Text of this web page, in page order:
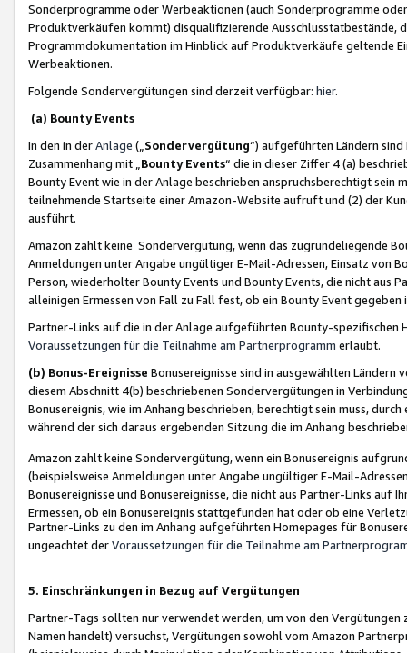
Sonderprogramme oder Werbeaktionen (auch Sonderprogramme
Produktverkäufen kommt) disqualifizierende Ausschlusstatbestände,
Programmdokumentation im Hinblick auf Produktverkäufe geltende
Werbeaktionen.
Folgende Sondervergütungen sind derzeit verfügbar: hier.
(a) Bounty Events
In den in derAnlage („ Sondervergütung“) aufgeführten Ländern
Zusammenhang mit „ Bounty Events“ die in dieser Ziffer 4 (a)
Bounty Event wie in der Anlage beschrieben anspruchsberechtigt sein
teilnehmende Startseite einer Amazon-Website aufruft und (2) der
ausführt.
Amazon zahlt keine Sondervergütung, wenn das zugrundeliegende
Anmeldungen unter Angabe ungültiger E-Mail-Adressen, Einsatz von
Person, wiederholter Bounty Events und Bounty Events, die nicht
alleinigen Ermessen von Fall zu Fall fest, ob ein Bounty Event
Partner-Links auf die in der Anlage aufgeführten Bounty-spezifischen
Voraussetzungen für die Teilnahme am Partnerprogramm erlaubt.
(b) Bonus-Ereignisse Bonusereignisse sind in ausgewählten Ländern
diesem Abschnitt 4(b) beschriebenen Sondervergütungen in
Bonusereignis, wie im Anhang beschrieben, berechtigt sein muss,
während der sich daraus ergebenden Sitzung die im Anhang
Amazon zahlt keine Sondervergütung, wenn ein Bonusereignis
(beispielsweise Anmeldungen unter Angabe ungültiger E-Mail-
Bonusereignisse und Bonusereignisse, die nicht aus Partner-Links auf
Ermessen, ob ein Bonusereignis stattgefunden hat oder ob eine
Partner-Links zu den im Anhang aufgeführten Homepages für
ungeachtet derVoraussetzungen für die Teilnahme am
5. Einschränkungen in Bezug auf Vergütungen
Partner-Tags sollten nur verwendet werden, um von den
Namen handelt) versuchst, Vergütungen sowohl vom Amazon